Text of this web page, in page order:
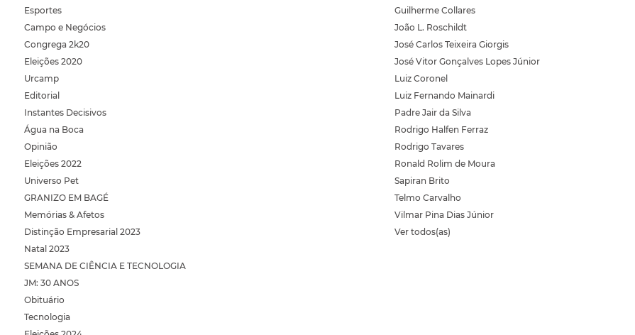
Esportes
Campo e Negócios
Congrega 2k20
Eleições 2020
Urcamp
Editorial
Instantes Decisivos
Água na Boca
Opinião
Eleições 2022
Universo Pet
GRANIZO EM BAGÉ
Memórias & Afetos
Distinção Empresarial 2023
Natal 2023
SEMANA DE CIÊNCIA E TECNOLOGIA
JM: 30 ANOS
Obituário
Tecnologia
Guilherme Collares
João L. Roschildt
José Carlos Teixeira Giorgis
José Vitor Gonçalves Lopes Júnior
Luiz Coronel
Luiz Fernando Mainardi
Padre Jair da Silva
Rodrigo Halfen Ferraz
Rodrigo Tavares
Ronald Rolim de Moura
Sapiran Brito
Telmo Carvalho
Vilmar Pina Dias Júnior
Ver todos(as)